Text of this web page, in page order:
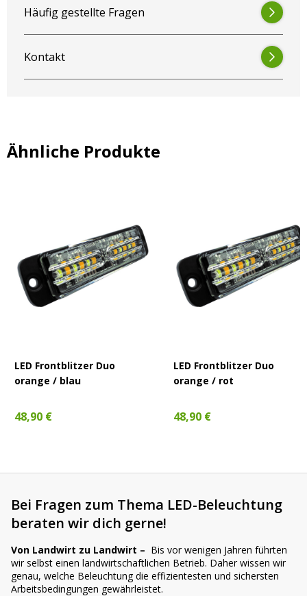
Standardfuß ganz einfach auf jeden Halter, bei jedem Modell
montieren. Einfach drauf stecken und die seitliche Schraube
Auf der Suche nach einer abgerundeten LED Rundumleuchte mit
Straßenverkehrzulassung und 4 Leuchtmuster? Dann sind Sie bei
Häufig gestellte Fragen
Kontakt
Ähnliche Produkte
LED Frontblitzer Duo
orange / blau
48,90 €
LED Frontblitzer Duo
orange / rot
48,90 €
Bei Fragen zum Thema LED-Beleuchtung
beraten wir dich gerne!
Von Landwirt zu Landwirt – Bis vor wenigen Jahren führten
wir selbst einen landwirtschaftlichen Betrieb. Daher wissen wir
genau, welche Beleuchtung die effizientesten und sichersten
Arbeitsbedingungen gewährleistet.